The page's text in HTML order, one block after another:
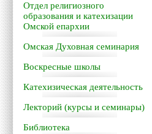
Отдел религиозного
образования и катехизации
Омской епархии
Омская Духовная семинария
Воскресные школы
Катехизическая деятельность
Лекторий (курсы и семинары)
Библиотека